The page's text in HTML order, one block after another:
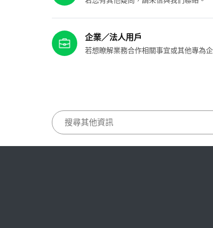
企業／法人用戶
若想瞭解業務合作相關事宜或其他專為